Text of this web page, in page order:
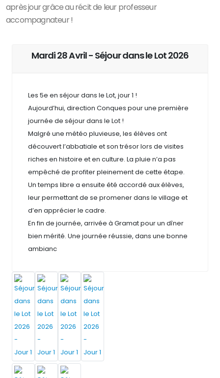
après jour grâce au récit de leur professeur
accompagnateur !
Mardi 28 Avril - Séjour dans le Lot 2026
Les 5e en séjour dans le Lot, jour 1 !
Aujourd’hui, direction Conques pour une première
journée de séjour dans le Lot !
Malgré une météo pluvieuse, les élèves ont
découvert l’abbatiale et son trésor lors de visites
riches en histoire et en culture. La pluie n’a pas
empêché de profiter pleinement de cette étape.
Un temps libre a ensuite été accordé aux élèves,
leur permettant de se promener dans le village et
d’en apprécier le cadre.
En fin de journée, arrivée à Gramat pour un dîner
bien mérité. Une journée réussie, dans une bonne
ambianc